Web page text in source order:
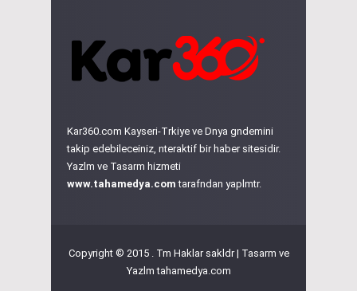
Kar360.com Kayseri-Trkiye ve Dnya gndemini
takip edebileceiniz, nteraktif bir haber sitesidir.
Yazlm ve Tasarm hizmeti
www.tahamedya.com tarafndan yaplmtr.
Copyright © 2015 . Tm Haklar sakldr | Tasarm ve
Yazlmtahamedya.com